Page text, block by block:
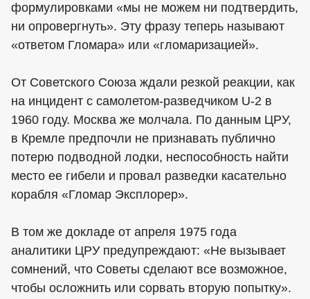
формулировками «мы не можем ни подтвердить,
ни опровергнуть». Эту фразу теперь называют
«ответом Гломара» или «гломаризацией».
От Советского Союза ждали резкой реакции, как
на инцидент с самолетом-разведчиком U-2 в
1960 году. Москва же молчала. По данным ЦРУ,
в Кремле предпочли не признавать публично
потерю подводной лодки, неспособность найти
место ее гибели и провал разведки касательно
корабля «Гломар Эксплорер».
В том же докладе от апреля 1975 года
аналитики ЦРУ предупреждают: «Не вызывает
сомнений, что Советы сделают все возможное,
чтобы осложнить или сорвать вторую попытку».